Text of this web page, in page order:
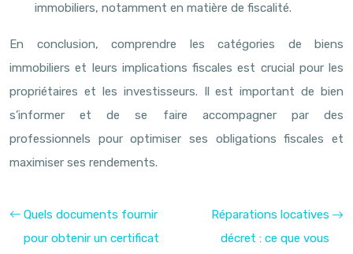
immobiliers, notamment en matière de fiscalité.
En conclusion, comprendre les catégories de biens
immobiliers et leurs implications fiscales est crucial pour les
propriétaires et les investisseurs. Il est important de bien
s’informer et de se faire accompagner par des
professionnels pour optimiser ses obligations fiscales et
maximiser ses rendements.
Quels documents fournir
pour obtenir un certificat
Réparations locatives
décret : ce que vous